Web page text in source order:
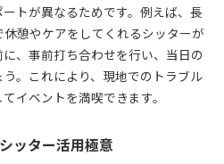
トが異なるためです。例えば、長
憩やケアをしてくれるシッターが
、事前打ち合わせを行い、当日の
。これにより、現地でのトラブル
イベントを満喫できます。
ッター活用極意